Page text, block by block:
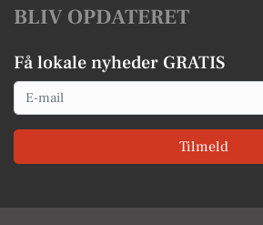
BLIV OPDATERET
Få lokale nyheder GRATIS
Email
Tilmeld